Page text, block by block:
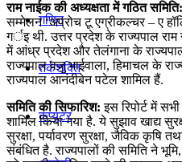
गणित
तर्कशक्ति
कंप्यूटर
राम नाईक की अध्यक्षता में गठित समिति:
सम्मेलन ‘अप्रोच टू एग्रीकल्चर – ए
गर्इ थी. उत्तर प्रदेश के राज्यपाल
में आंध्र प्रदेश और तेलंगाना के
राज्यपाल वजु भाईवाला, हिमाचल के
राज्यपाल आनंदीबेन पटेल शामिल हैं.
समिति की सिफारिश: इस रिपोर्ट में
शामिल किया गया है. ये सुझाव खाद्य
सुरक्षा, पर्यावरण सुरक्षा, जैविक कृषि
संबंधित है. राज्यपालों की समिति ने